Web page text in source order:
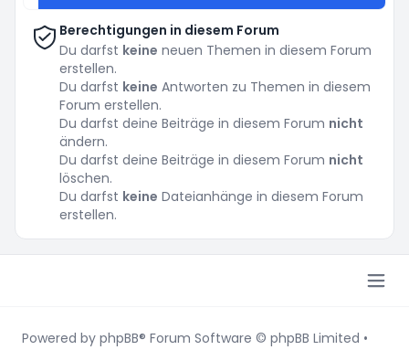
Berechtigungen in diesem Forum
Du darfst keine neuen Themen in diesem Forum
erstellen.
Du darfst keine Antworten zu Themen in diesem
Forum erstellen.
Du darfst deine Beiträge in diesem Forum nicht
ändern.
Du darfst deine Beiträge in diesem Forum nicht
löschen.
Du darfst keine Dateianhänge in diesem Forum
erstellen.
Powered by phpBB® Forum Software © phpBB Limited •